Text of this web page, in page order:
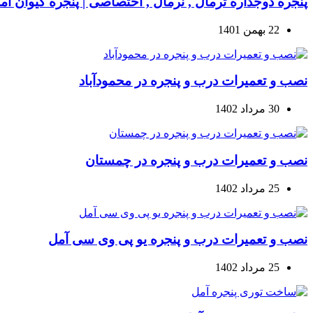
22 بهمن 1401
نصب و تعمیرات درب و پنجره در محمودآباد
30 مرداد 1402
نصب و تعمیرات درب و پنجره در چمستان
25 مرداد 1402
نصب و تعمیرات درب و پنجره یو پی وی سی آمل
25 مرداد 1402